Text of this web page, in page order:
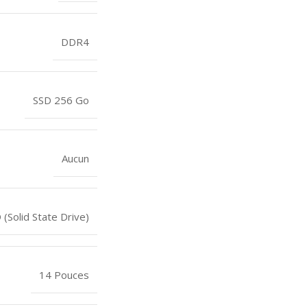
DDR4
SSD 256 Go
Aucun
(Solid State Drive)
14 Pouces